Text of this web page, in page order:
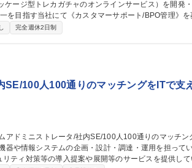
ケージ型トレカガチャのオンラインサービス）を開発
を目指す当社にて《カスタマーサポート/BPO管理》を
）の管理・育成をご担当。品質管理や教育、社内連携
レーニング実施・フィードバック 【仕事の魅力】急成
体験価値向上に貢献できます。 募集職種 【カスタマー
メ/急成長中★
完全週休2日制
SE/100人100通りのマッチングをITで支
ティ対策等の導入提案や展開等のサービスを提供して